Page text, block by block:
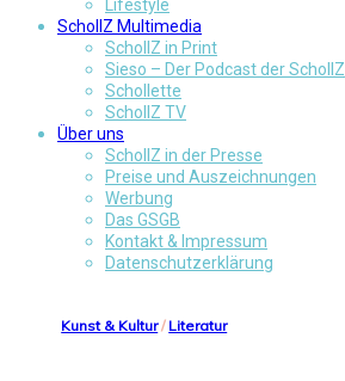
Lifestyle
SchollZ Multimedia
SchollZ in Print
Sieso – Der Podcast der SchollZ
Schollette
SchollZ TV
Über uns
SchollZ in der Presse
Preise und Auszeichnungen
Werbung
Das GSGB
Kontakt & Impressum
Datenschutzerklärung
Kunst & Kultur/ Literatur